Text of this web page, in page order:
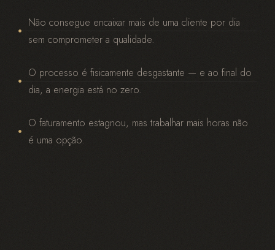
Não consegue encaixar mais de uma cliente por dia
sem comprometer a qualidade.
O processo é fisicamente desgastante — e ao final do
dia, a energia está no zero.
O faturamento estagnou, mas trabalhar mais horas não
é uma opção.